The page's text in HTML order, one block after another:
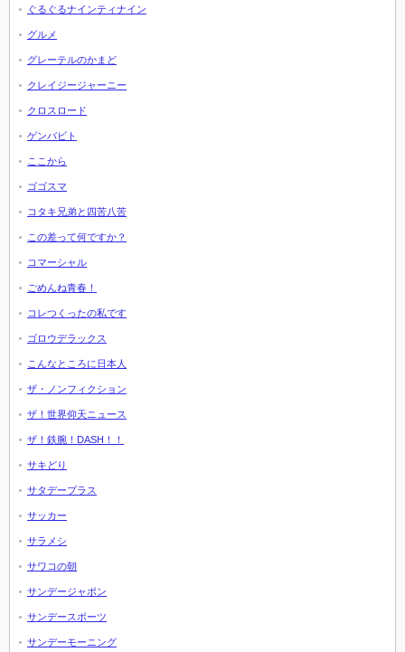
ぐるぐるナインティナイン
グルメ
グレーテルのかまど
クレイジージャーニー
クロスロード
ゲンバビト
ここから
ゴゴスマ
コタキ兄弟と四苦八苦
この差って何ですか？
コマーシャル
ごめんね青春！
コレつくったの私です
ゴロウデラックス
こんなところに日本人
ザ・ノンフィクション
ザ！世界仰天ニュース
ザ！鉄腕！DASH！！
サキどり
サタデープラス
サッカー
サラメシ
サワコの朝
サンデージャポン
サンデースポーツ
サンデーモーニング